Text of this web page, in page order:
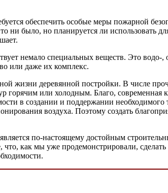
обеспечить особые меры пожарной
было, но планируется ли использовать
немало специальных веществ. Это
или даже их комплекс.
жизни деревянной постройки. В числе
или холодным. Благо, современная
в создании и поддержании
воздуха. Поэтому создать
по-настоящему достойным
как мы уже продемонстрировали,